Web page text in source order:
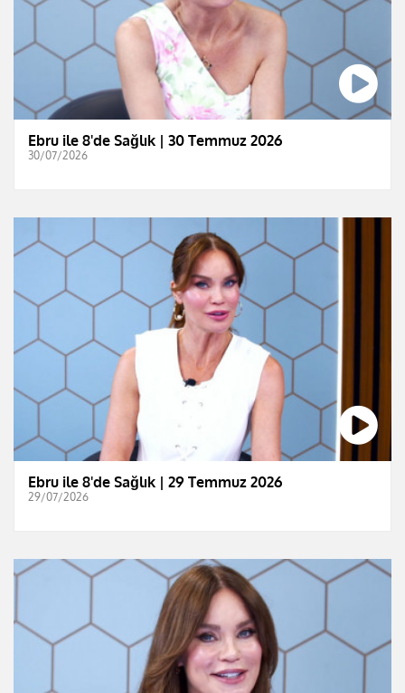
Ebru ile 8'de Sağlık | 30 Temmuz 2026
30/07/2026
Ebru ile 8'de Sağlık | 29 Temmuz 2026
29/07/2026